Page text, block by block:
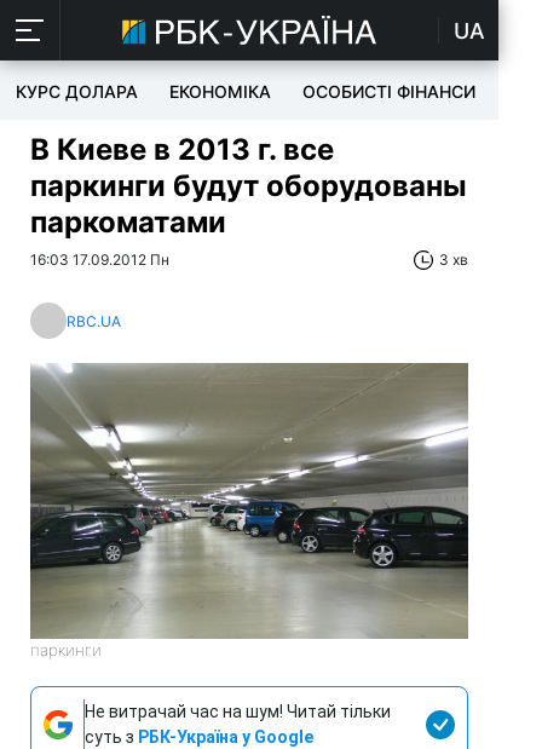
UA
КУРС ДОЛАРА ЕКОНОМІКА ОСОБИСТІ ФІНАНСИ
В Киеве в 2013 г. все
паркинги будут оборудованы
паркоматами
16:03 17.09.2012 Пн 3 хв
RBC.UA
паркинги
Не витрачай час на шум! Читай тільки
суть з РБК-Україна у Google